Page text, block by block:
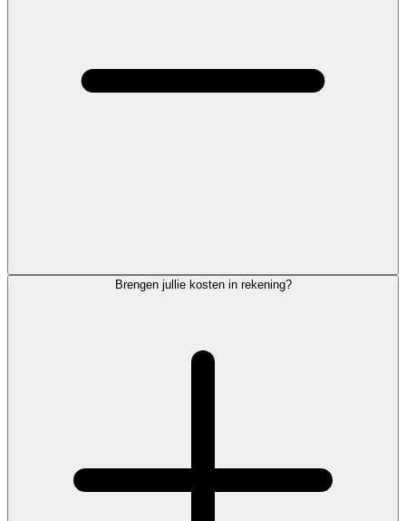
Brengen jullie kosten in rekening?